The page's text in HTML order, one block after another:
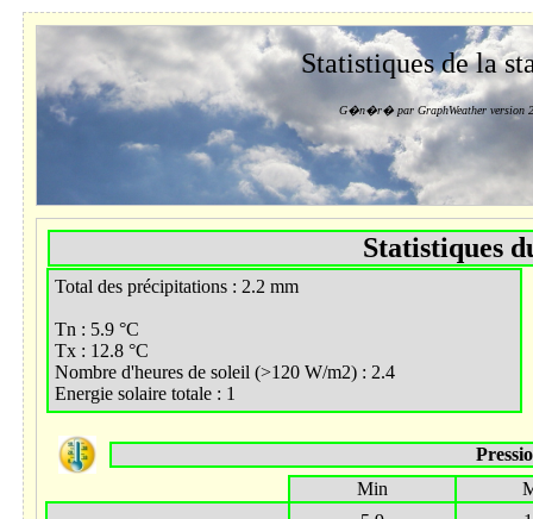
Statistiques de la
G�n�r� par GraphWeather version